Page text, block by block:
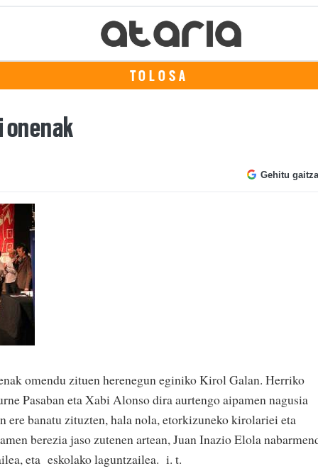
TOLOSA
onenak
Gehitu
omendu zituen herenegun eginiko Kirol Galan. Herriko
Pasaban eta Xabi Alonso dira aurtengo aipamen nagusia
ere banatu zituzten, hala nola, etorkizuneko kirolariei eta
berezia jaso zutenen artean, Juan Inazio Elola
eta eskolako laguntzailea. i. t.